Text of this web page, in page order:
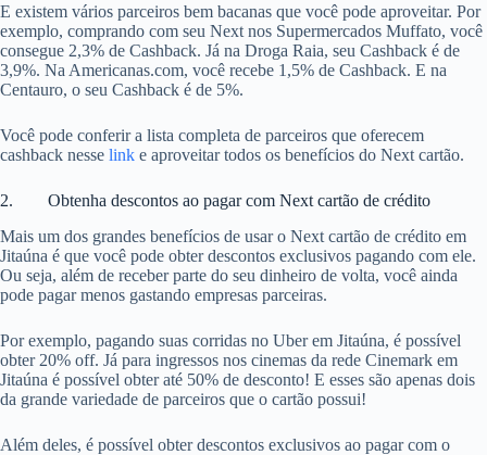
E existem vários parceiros bem bacanas que você pode aproveitar. Por
exemplo, comprando com seu Next nos Supermercados Muffato, você
consegue 2,3% de Cashback. Já na Droga Raia, seu Cashback é de
3,9%. Na Americanas.com, você recebe 1,5% de Cashback. E na
Centauro, o seu Cashback é de 5%.
Você pode conferir a lista completa de parceiros que oferecem
cashback nesse link e aproveitar todos os benefícios do Next cartão.
2. Obtenha descontos ao pagar com Next cartão de crédito
Mais um dos grandes benefícios de usar o Next cartão de crédito em
Jitaúna é que você pode obter descontos exclusivos pagando com ele.
Ou seja, além de receber parte do seu dinheiro de volta, você ainda
pode pagar menos gastando empresas parceiras.
Por exemplo, pagando suas corridas no Uber em Jitaúna, é possível
obter 20% off. Já para ingressos nos cinemas da rede Cinemark em
Jitaúna é possível obter até 50% de desconto! E esses são apenas dois
da grande variedade de parceiros que o cartão possui!
Além deles, é possível obter descontos exclusivos ao pagar com o